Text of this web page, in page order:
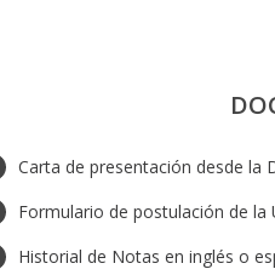
Carta de presentación desde la
Formulario de postulación de la
Historial de Notas en inglés o